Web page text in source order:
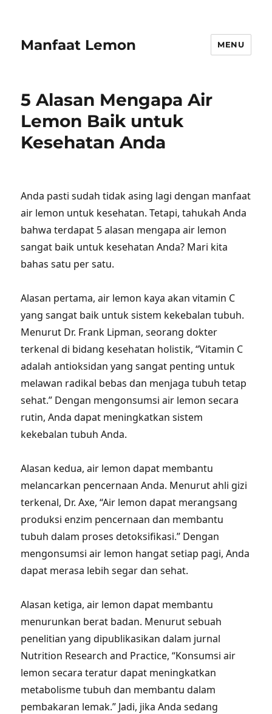
Manfaat Lemon MENU
5 Alasan Mengapa Air
Lemon Baik untuk
Kesehatan Anda
Anda pasti sudah tidak asing lagi dengan manfaat
air lemon untuk kesehatan. Tetapi, tahukah Anda
bahwa terdapat 5 alasan mengapa air lemon
sangat baik untuk kesehatan Anda? Mari kita
bahas satu per satu.
Alasan pertama, air lemon kaya akan vitamin C
yang sangat baik untuk sistem kekebalan tubuh.
Menurut Dr. Frank Lipman, seorang dokter
terkenal di bidang kesehatan holistik, “Vitamin C
adalah antioksidan yang sangat penting untuk
melawan radikal bebas dan menjaga tubuh tetap
sehat.” Dengan mengonsumsi air lemon secara
rutin, Anda dapat meningkatkan sistem
kekebalan tubuh Anda.
Alasan kedua, air lemon dapat membantu
melancarkan pencernaan Anda. Menurut ahli gizi
terkenal, Dr. Axe, “Air lemon dapat merangsang
produksi enzim pencernaan dan membantu
tubuh dalam proses detoksifikasi.” Dengan
mengonsumsi air lemon hangat setiap pagi, Anda
dapat merasa lebih segar dan sehat.
Alasan ketiga, air lemon dapat membantu
menurunkan berat badan. Menurut sebuah
penelitian yang dipublikasikan dalam jurnal
Nutrition Research and Practice, “Konsumsi air
lemon secara teratur dapat meningkatkan
metabolisme tubuh dan membantu dalam
pembakaran lemak.” Jadi, jika Anda sedang